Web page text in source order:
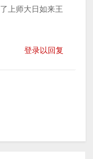
上师大日如来王
登录以回复